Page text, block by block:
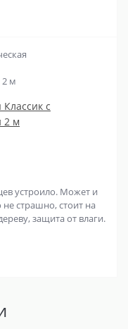
с
2 м
устроило. Может и
не страшно, стоит на
защита от влаги.